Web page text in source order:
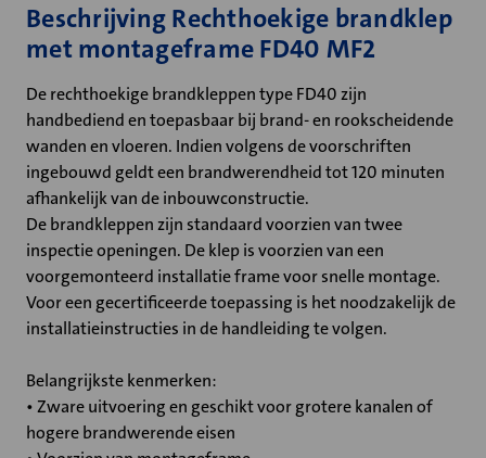
Beschrijving Rechthoekige brandklep
met montageframe FD40 MF2
De rechthoekige brandkleppen type FD40 zijn
handbediend en toepasbaar bij brand- en rookscheidende
wanden en vloeren. Indien volgens de voorschriften
ingebouwd geldt een brandwerendheid tot 120 minuten
afhankelijk van de inbouwconstructie.
De brandkleppen zijn standaard voorzien van twee
inspectie openingen. De klep is voorzien van een
voorgemonteerd installatie frame voor snelle montage.
Voor een gecertificeerde toepassing is het noodzakelijk de
installatieinstructies in de handleiding te volgen.
Belangrijkste kenmerken:
• Zware uitvoering en geschikt voor grotere kanalen of
hogere brandwerende eisen